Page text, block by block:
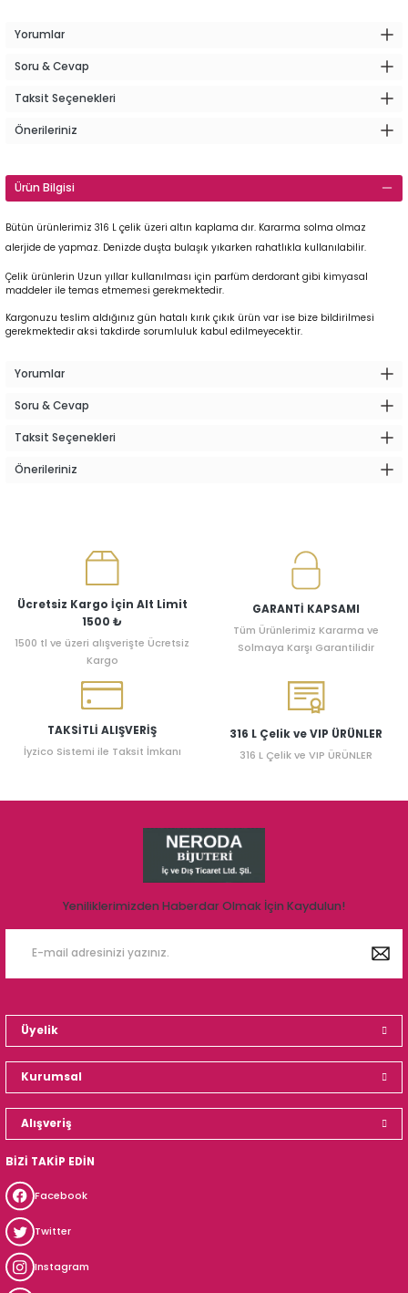
Yorumlar
Soru & Cevap
Taksit Seçenekleri
Önerileriniz
Ürün Bilgisi
Bütün ürünlerimiz 316 L çelik üzeri altın kaplama dır. Kararma solma olmaz
alerjide de yapmaz. Denizde duşta bulaşık yıkarken rahatlıkla kullanılabilir.
Çelik ürünlerin Uzun yıllar kullanılması için parfüm derdorant gibi kimyasal
maddeler ile temas etmemesi gerekmektedir.
Kargonuzu teslim aldığınız gün hatalı kırık çıkık ürün var ise bize bildirilmesi
gerekmektedir aksi takdirde sorumluluk kabul edilmeyecektir.
Yorumlar
Soru & Cevap
Taksit Seçenekleri
Önerileriniz
Ücretsiz Kargo İçin Alt Limit
1500 ₺
1500 tl ve üzeri alışverişte Ücretsiz
Kargo
GARANTİ KAPSAMI
Tüm Ürünlerimiz Kararma ve
Solmaya Karşı Garantilidir
TAKSİTLİ ALIŞVERİŞ
İyzico Sistemi ile Taksit İmkanı
316 L Çelik ve VIP ÜRÜNLER
316 L Çelik ve VIP ÜRÜNLER
Yeniliklerimizden Haberdar Olmak İçin Kaydulun!
Üyelik
Kurumsal
Alışveriş
BİZİ TAKİP EDİN
Facebook
Twitter
Instagram